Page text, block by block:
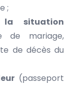
;
situation
de mariage,
de décès du
(passeport